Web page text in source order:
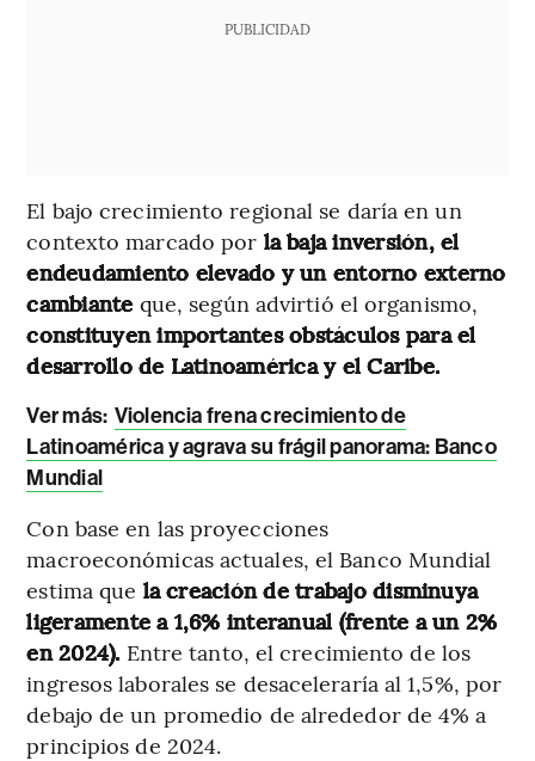
PUBLICIDAD
El bajo crecimiento regional se daría en un
contexto marcado por la baja inversión, el
endeudamiento elevado y un entorno externo
cambiante que, según advirtió el organismo,
constituyen importantes obstáculos para el
desarrollo de Latinoamérica y el Caribe.
Ver más: Violencia frena crecimiento de
Latinoamérica y agrava su frágil panorama: Banco
Mundial
Con base en las proyecciones
macroeconómicas actuales, el Banco Mundial
estima que la creación de trabajo disminuya
ligeramente a 1,6% interanual (frente a un 2%
en 2024). Entre tanto, el crecimiento de los
ingresos laborales se desaceleraría al 1,5%, por
debajo de un promedio de alrededor de 4% a
principios de 2024.